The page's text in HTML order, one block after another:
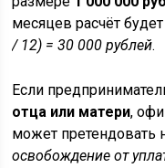
месяцев расчёт
/ 12) = 30 000 рублей.
Если
отца или матери,
может претендовать
освобождение от